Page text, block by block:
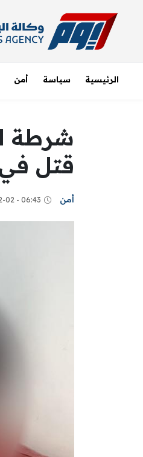
الرئيسية سياسة أمن
شرطة
قتل في
أمن 06:43 - 2025-12-02